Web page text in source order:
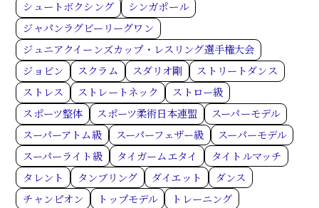
シュートボクシング
シンガポール
ジャパンラグビーリーグワン
ジュニアクイーンズカップ・レスリング選手権大会
ジョビン
スクラム スダリオ剛
ストリートダンス
ストレス
ストレートネック
ストロー級
スポーツ整体
スポーツ柔術日本連盟
スーパーモデル
スーパーアトム級
スーパーフェザー級
スーパーモデル
スーパーライト級
タイガームエタイ
タイトルマッチ
タレント
タンブリング ダイエット
ダンス
チャンピオン
トップモデル
トレーニング